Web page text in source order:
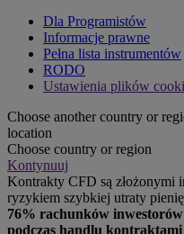
Dla Programistów
Informacje prawne
Pełna lista instrumentów
RODO
Ustawienia plików
Choose another country or
location
Choose country or region
Kontynuuj
Kontrakty CFD są złożonymi
ryzykiem szybkiej utraty
76% rachunków
podczas handlu